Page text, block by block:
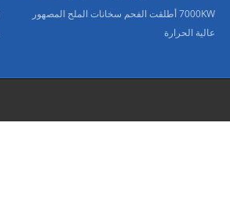
7000KW أطلقت الفحم سخانات الملح المصهور
عالية الحرارة